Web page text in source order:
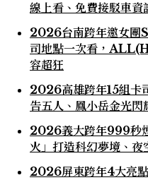
線上看、免費接駁車資
2026台南跨年邀女團
司地點一次看，
容超狂
2026高雄跨年15組卡
告五人、鳳小岳金光閃
2026義大跨年999秒
火」打造科幻夢境、
2026屏東跨年4大亮